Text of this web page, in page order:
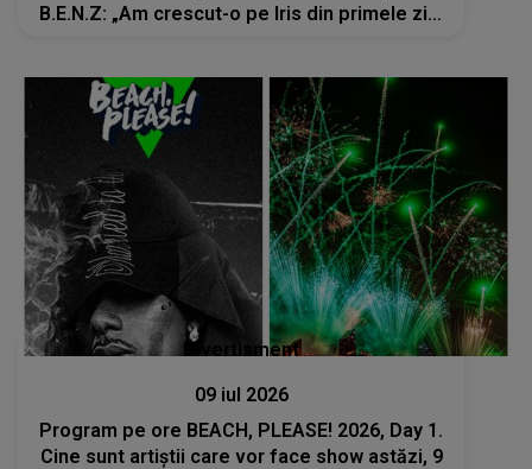
B.E.N.Z: „Am crescut-o pe Iris din primele zile
Divertisment
09 iul 2026
Program pe ore BEACH, PLEASE! 2026, Day 1.
Cine sunt artiștii care vor face show astăzi, 9